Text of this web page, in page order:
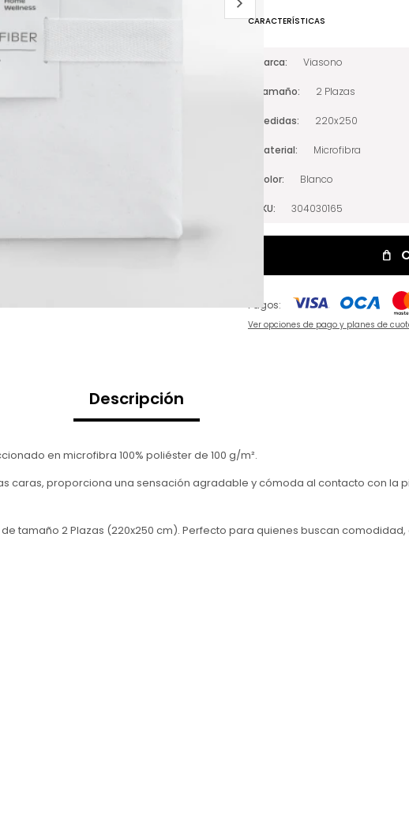
CARACTERÍSTICAS
Marca Viasono
Tamaño 2 Plazas
Medidas 220x250
Material Microfibra
Color Blanco
SKU 304030165
Pagos:
Ver opciones de pago y planes de
Descripción
en microfibra 100% poliéster de 100 g/m².
caras, proporciona una sensación agradable y cómoda al contacto con la
tamaño 2 Plazas (220x250 cm). Perfecto para quienes buscan